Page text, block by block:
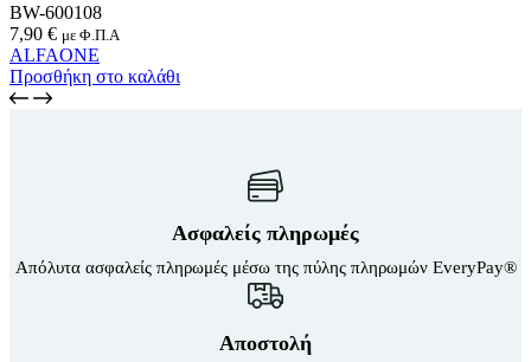
BW-600108
7,90 € με Φ.Π.Α
ALFAONE
Προσθήκη στο καλάθι
Ασφαλείς πληρωμές
Απόλυτα ασφαλείς πληρωμές μέσω της πύλης πληρωμών EveryPay®
Αποστολή